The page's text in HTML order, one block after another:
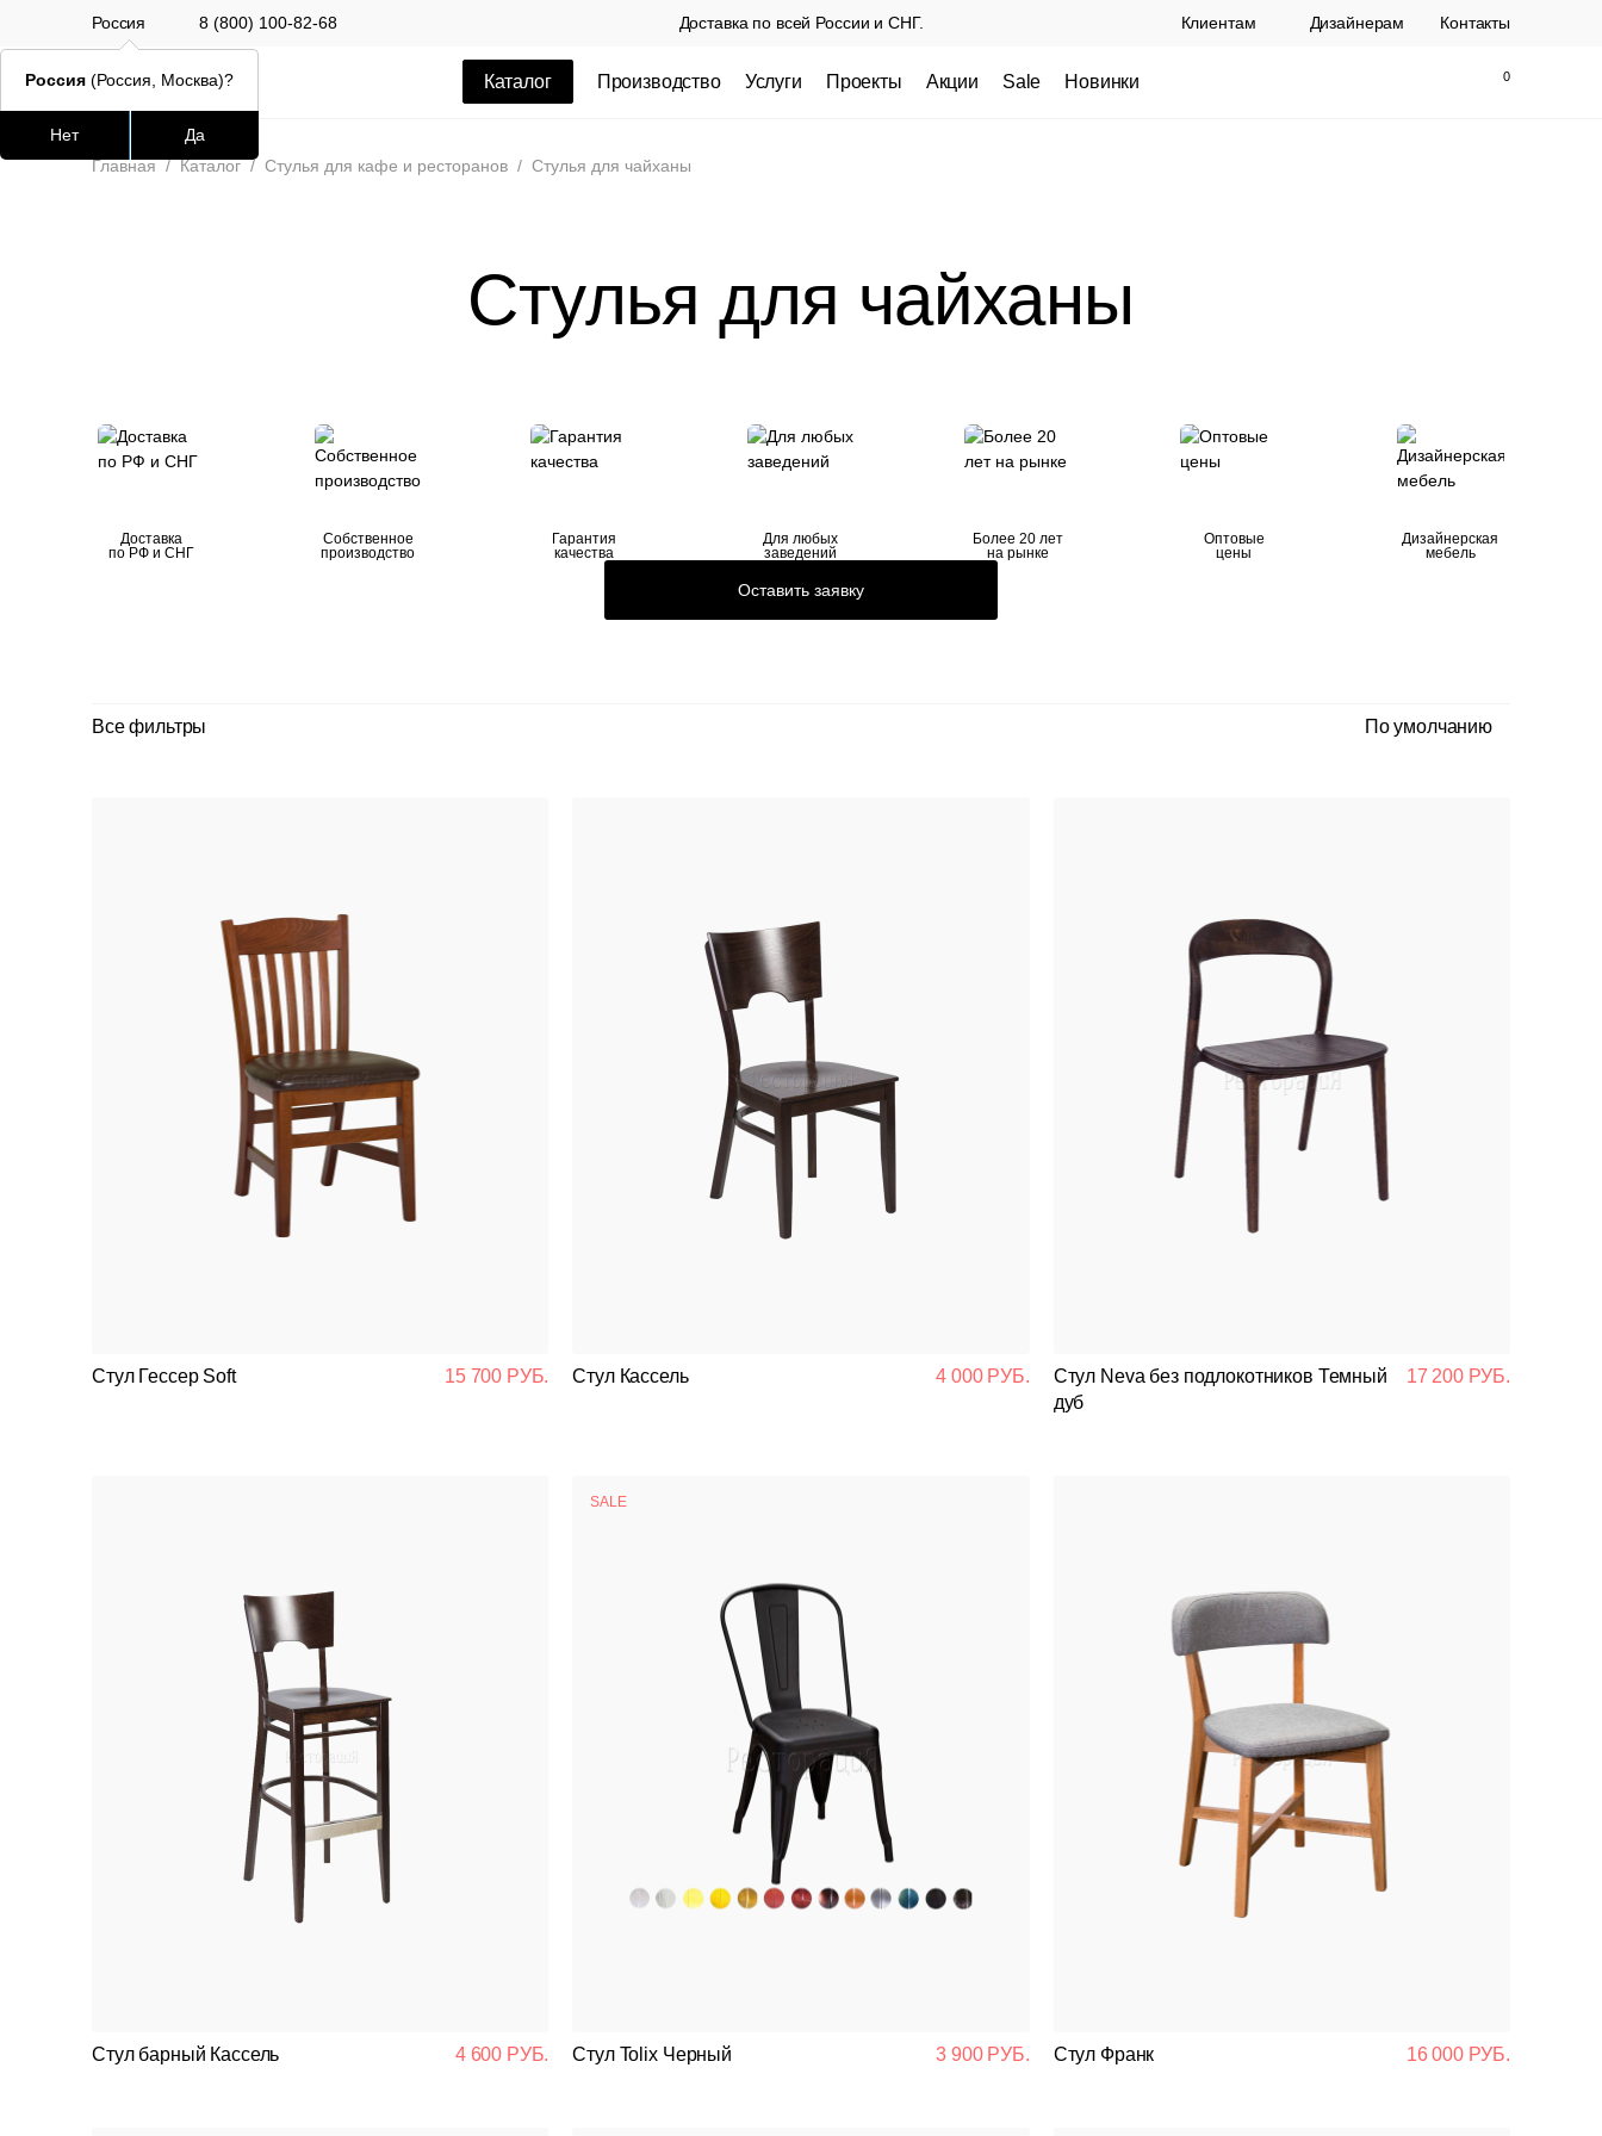
Россия 8 (800) 100-82-68 Доставка по всей России и СНГ. Клиентам Дизайнерам Контакты
Каталог Производство Услуги Проекты Акции Sale Новинки
Часто ищут Популярные товары
12 500 РУБ.
кромка ПВХ
3 432 РУБ.
3 100 РУБ.
21 250 РУБ.
Главная / Каталог / Стулья для кафе и ресторанов / Стулья для чайханы
Стулья для чайханы
Доставка
по РФ и СНГ
Собственное
производство
Гарантия
качества
Для любых
заведений
Более 20 лет
на рынке
Оптовые
цены
Дизайнерская
мебель
Оставить заявку
Все фильтры По умолчанию
Стул Гессер Soft 15 700 РУБ. Стул Кассель 4 000 РУБ.
Стул Neva без подлокотников Темный
дуб
17 200 РУБ.
Стул барный Кассель 4 600 РУБ.
SALE
Стул Tolix Черный 3 900 РУБ. Стул Франк 16 000 РУБ.
Россия (Россия, Москва)?
Нет Да